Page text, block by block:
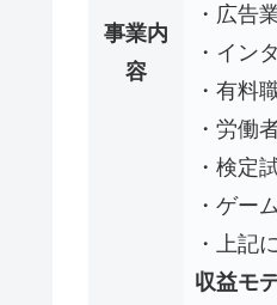
事業内
容
・広告
・イン
・有料
・労働
・検定
・ゲー
・上記
収益モ